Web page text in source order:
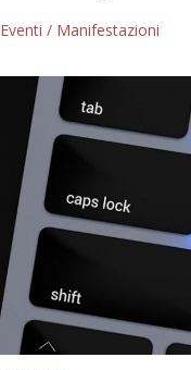
Eventi / Manifestazioni